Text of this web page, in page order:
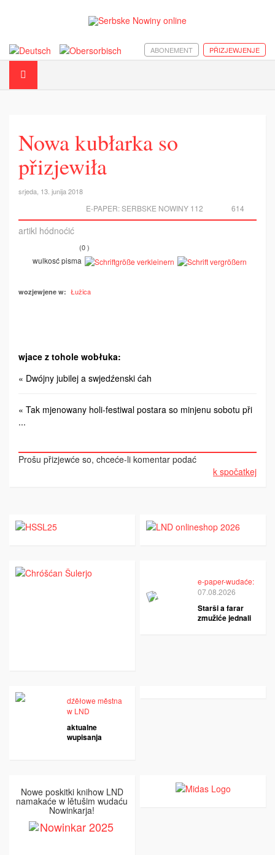
PŘIZJEWJENJE
ABONEMENT
Nowa kubłarka so
přizjewiła
srjeda, 13. junija 2018
614
E-PAPER:SERBSKE NOWINY 112
artikl hódnoćić
(0 )
wulkosć pisma
wozjewjene w: Łužica
wjace z tohole wobłuka:
« Dwójny jubilej a swjedźenski ćah
« Tak mjenowany holi-festiwal postara so minjenu sobotu při
...
Prošu přizjewće so, chceće-li komentar podać
k spočatkej
e-paper-wudaće:
07.08.2026
Starši a farar
zmužiće jednali
dźěłowe městna
w LND
aktualne
wupisanja
Nowe poskitki knihow LND
namakaće w lětušim wudaću
Nowinkarja!